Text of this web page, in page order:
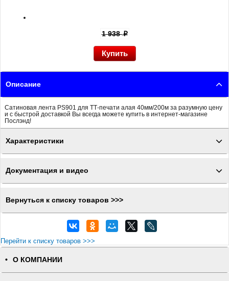
1 938p
Описание
Сатиновая лента PS901 для ТТ-печати алая 40мм/200м за разумную цену
и с быстрой доставкой Вы всегда можете купить в интернет-магазине
Послэнд!
Характеристики
Документация и видео
Вернуться к списку товаров >>>
Перейти к списку товаров >>>
О КОМПАНИИ